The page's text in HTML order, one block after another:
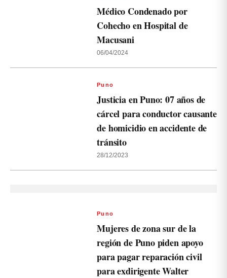
Médico Condenado por
Cohecho en Hospital de
Macusani
06/04/2024
Puno
Justicia en Puno: 07 años de
cárcel para conductor causante
de homicidio en accidente de
tránsito
28/12/2023
Puno
Mujeres de zona sur de la
región de Puno piden apoyo
para pagar reparación civil
para exdirigente Walter